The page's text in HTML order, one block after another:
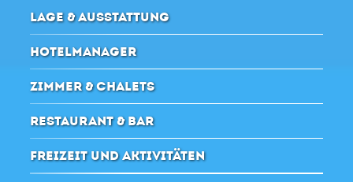
LAGE & AUSSTATTUNG
HOTELMANAGER
ZIMMER & CHALETS
RESTAURANT & BAR
FREIZEIT UND AKTIVITÄTEN